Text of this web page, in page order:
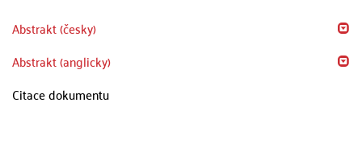
Abstrakt (česky)
Abstrakt (anglicky)
Citace dokumentu